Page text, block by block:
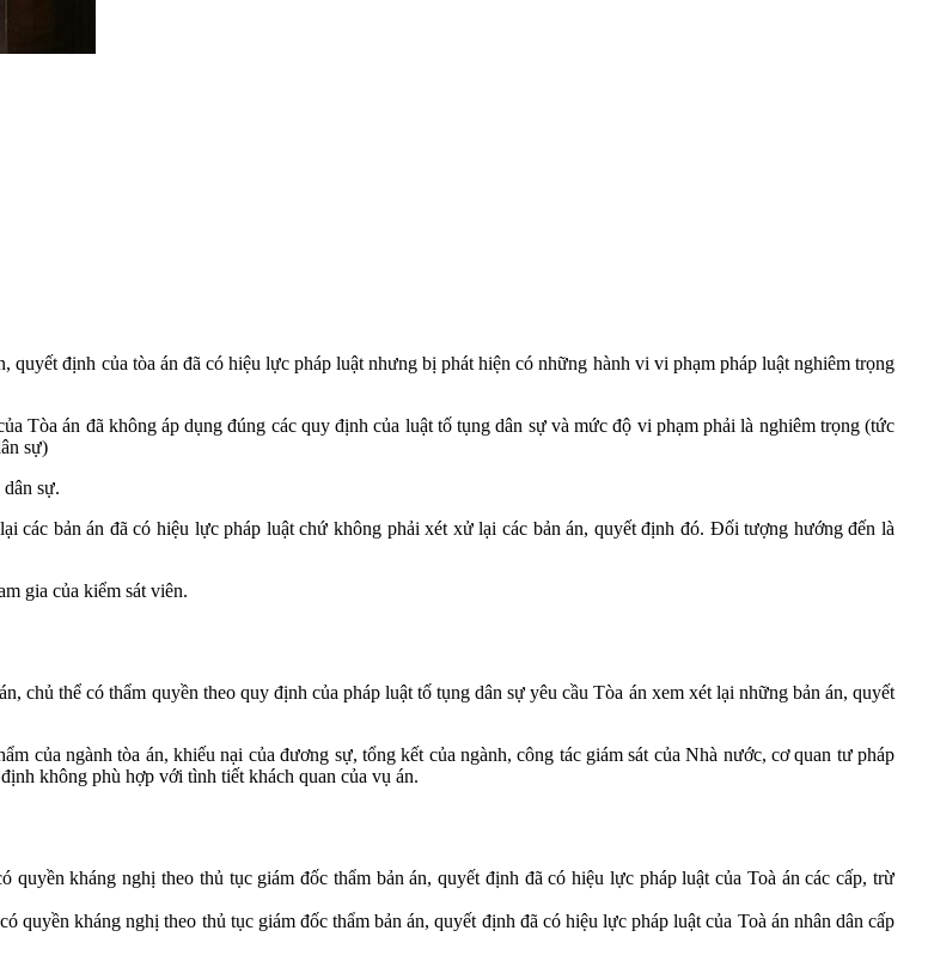
định của tòa án đã có hiệu lực pháp luật nhưng bị phát hiện có những hành vi vi phạm pháp luật nghiêm trọng
Tòa án đã không áp dụng đúng các quy định của luật tố tụng dân sự và mức độ vi phạm phải là nghiêm trọng (tức
sự)
sự.
các bản án đã có hiệu lực pháp luật chứ không phải xét xử lại các bản án, quyết định đó. Đối tượng hướng đến là
gia của kiểm sát viên.
chủ thể có thẩm quyền theo quy định của pháp luật tố tụng dân sự yêu cầu Tòa án xem xét lại những bản án, quyết
của ngành tòa án, khiếu nại của đương sự, tổng kết của ngành, công tác giám sát của Nhà nước, cơ quan tư pháp
không phù hợp với tình tiết khách quan của vụ án.
kháng nghị theo thủ tục giám đốc thẩm bản án, quyết định đã có hiệu lực pháp luật của Toà án các cấp, trừ
quyền kháng nghị theo thủ tục giám đốc thẩm bản án, quyết định đã có hiệu lực pháp luật của Toà án nhân dân cấp